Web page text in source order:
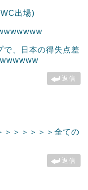
出場)
で、日本の得失点差
返信
＞＞＞＞＞＞全ての
返信